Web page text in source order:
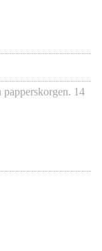
papperskorgen. 14